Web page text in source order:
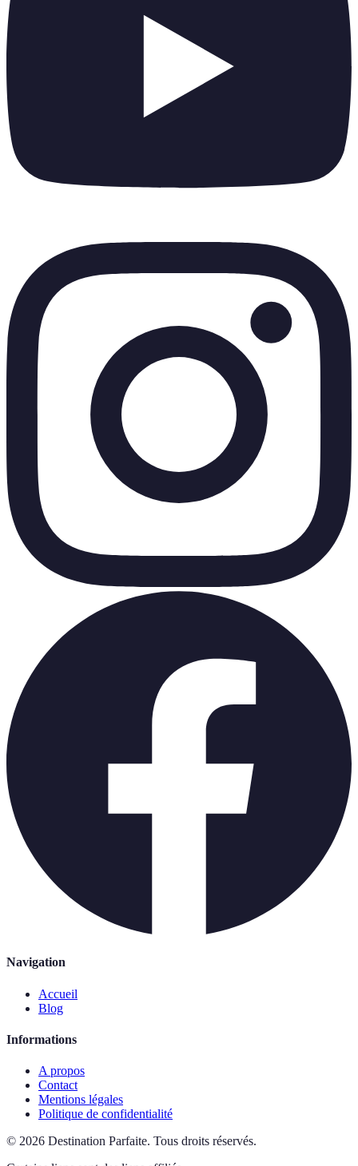
Navigation
Accueil
Blog
Informations
A propos
Contact
Mentions légales
Politique de confidentialité
© 2026 Destination Parfaite. Tous droits réservés.